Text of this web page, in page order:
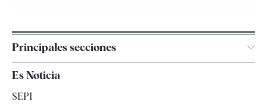
Principales secciones
España
Es Noticia
SEPI